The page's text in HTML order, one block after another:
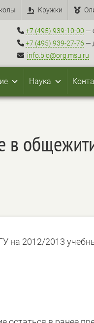
Кружки
+7 (495) 939-10-00 —
+7 (495) 939-27-76 —
info.bio@org.msu.ru
Наука
в
2012/2013